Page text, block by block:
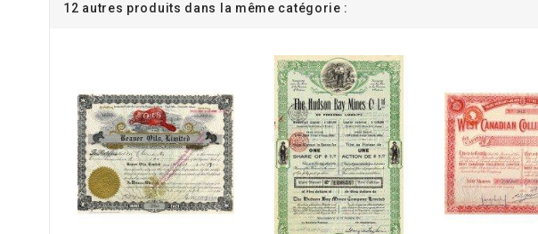
12 autres produits dans la même catégorie :